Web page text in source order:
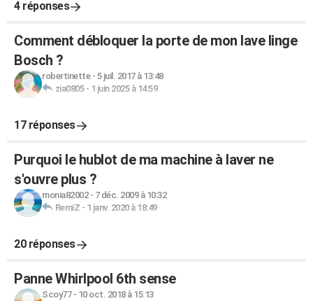
4 réponses
Comment débloquer la porte de mon lave linge
Bosch ?
robertinette- 5 juil. 2017 à 13:48
zia0805- 1 juin 2025 à 14:59
17 réponses
Purquoi le hublot de ma machine à laver ne
s'ouvre plus ?
monia82002- 7 déc. 2009 à 10:32
RemiZ - 1 janv. 2020 à 18:49
20 réponses
Panne Whirlpool 6th sense
Scoy77- 10 oct. 2018 à 15:13